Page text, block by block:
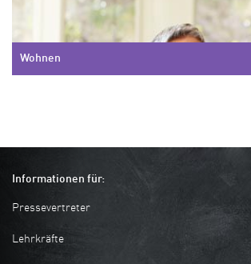
Wohnen
Informationen für:
Pressevertreter
Lehrkräfte